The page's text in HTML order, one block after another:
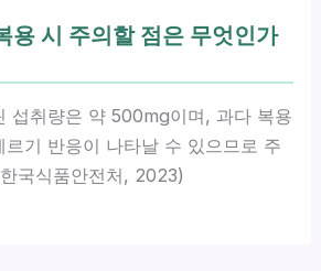
용 시 주의할 점은 무엇인가
섭취량은 약 500mg이며, 과다 복용
르기 반응이 나타날 수 있으므로 주
국식품안전처, 2023)